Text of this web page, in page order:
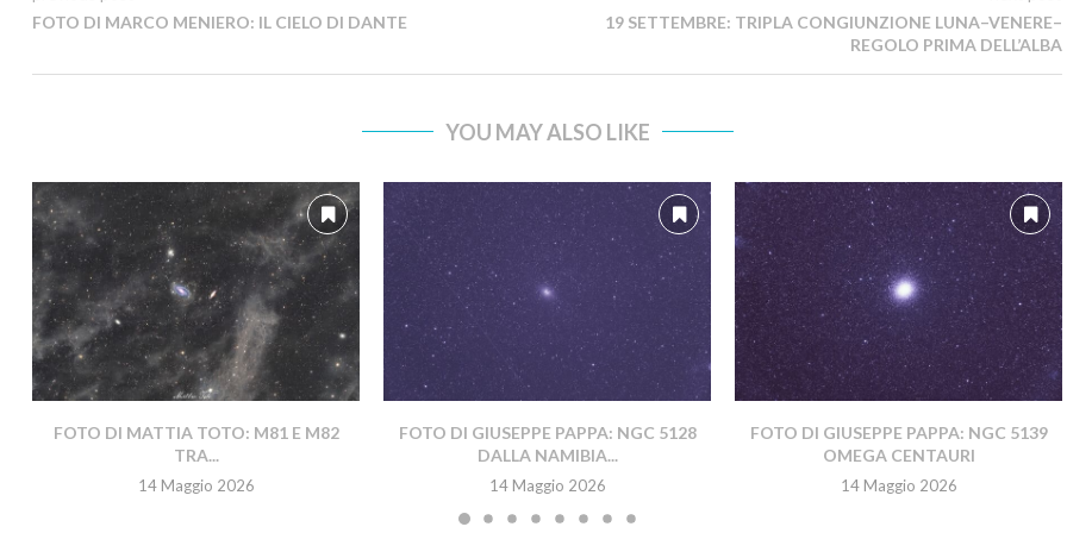
FOTO DI MARCO MENIERO: IL CIELO DI DANTE
19 SETTEMBRE: TRIPLA CONGIUNZIONE LUNA–VENERE–
REGOLO PRIMA DELL’ALBA
YOU MAY ALSO LIKE
FOTO DI MATTIA TOTO: M81 E M82
TRA...
14 Maggio 2026
FOTO DI GIUSEPPE PAPPA: NGC 5128
DALLA NAMIBIA...
14 Maggio 2026
FOTO DI GIUSEPPE PAPPA: NGC 5139
OMEGA CENTAURI
14 Maggio 2026